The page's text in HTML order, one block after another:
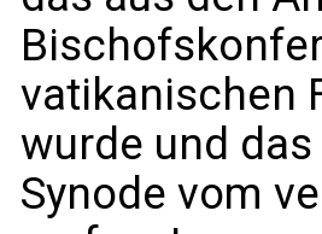
vatikanischen
wurde und
Synode vom